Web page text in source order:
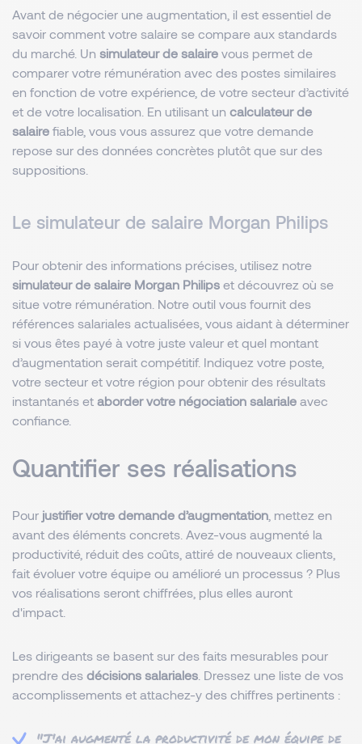
Avant de négocier une augmentation, il est essentiel de
savoir comment votre salaire se compare aux standards
du marché. Un simulateur de salaire vous permet de
comparer votre rémunération avec des postes similaires
en fonction de votre expérience, de votre secteur d’activité
et de votre localisation. En utilisant un calculateur de
salaire fiable, vous vous assurez que votre demande
repose sur des données concrètes plutôt que sur des
suppositions.
Le simulateur de salaire Morgan Philips
Pour obtenir des informations précises, utilisez notre
simulateur de salaire Morgan Philips et découvrez où se
situe votre rémunération. Notre outil vous fournit des
références salariales actualisées, vous aidant à déterminer
si vous êtes payé à votre juste valeur et quel montant
d’augmentation serait compétitif. Indiquez votre poste,
votre secteur et votre région pour obtenir des résultats
instantanés et aborder votre négociation salariale avec
confiance.
Quantifier ses réalisations
Pour justifier votre demande d’augmentation , mettez en
avant des éléments concrets. Avez-vous augmenté la
productivité, réduit des coûts, attiré de nouveaux clients,
fait évoluer votre équipe ou amélioré un processus ? Plus
vos réalisations seront chiffrées, plus elles auront
d'impact.
Les dirigeants se basent sur des faits mesurables pour
prendre des décisions salariales . Dressez une liste de vos
accomplissements et attachez-y des chiffres pertinents :
"J'ai augmenté la productivité de mon équipe de